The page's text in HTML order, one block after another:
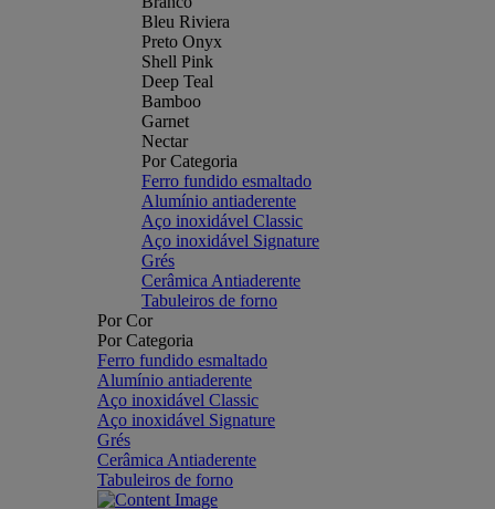
Bleu Riviera
Preto Onyx
Shell Pink
Deep Teal
Bamboo
Garnet
Nectar
Por Categoria
Ferro fundido esmaltado
Alumínio antiaderente
Aço inoxidável Classic
Aço inoxidável Signature
Grés
Cerâmica Antiaderente
Tabuleiros de forno
Por Cor
Por Categoria
Ferro fundido esmaltado
Alumínio antiaderente
Aço inoxidável Classic
Aço inoxidável Signature
Grés
Cerâmica Antiaderente
Tabuleiros de forno